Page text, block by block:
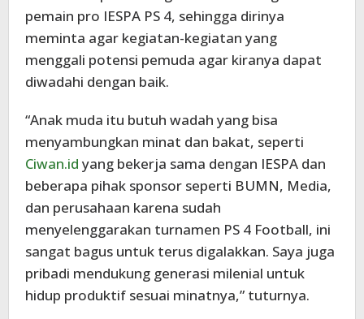
pemain pro IESPA PS 4, sehingga dirinya
meminta agar kegiatan-kegiatan yang
menggali potensi pemuda agar kiranya dapat
diwadahi dengan baik.
“Anak muda itu butuh wadah yang bisa
menyambungkan minat dan bakat, seperti
Ciwan.id yang bekerja sama dengan IESPA dan
beberapa pihak sponsor seperti BUMN, Media,
dan perusahaan karena sudah
menyelenggarakan turnamen PS 4 Football, ini
sangat bagus untuk terus digalakkan. Saya juga
pribadi mendukung generasi milenial untuk
hidup produktif sesuai minatnya,” tuturnya.